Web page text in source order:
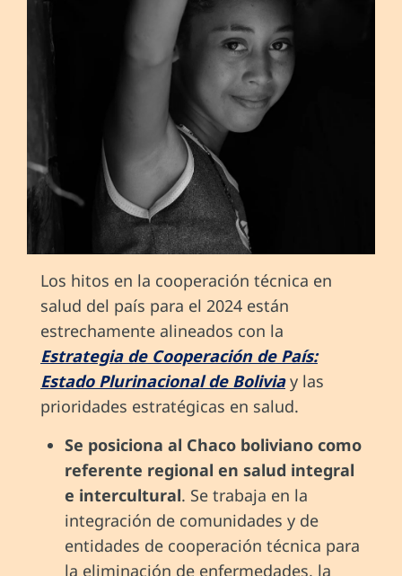
Los hitos en la cooperación técnica en
salud del país para el 2024 están
estrechamente alineados con la
Estrategia de Cooperación de País:
Estado Plurinacional de Boliviay las
prioridades estratégicas en salud.
Se posiciona al Chaco boliviano como
referente regional en salud integral
e intercultural. Se trabaja en la
integración de comunidades y de
entidades de cooperación técnica para
la eliminación de enfermedades, la